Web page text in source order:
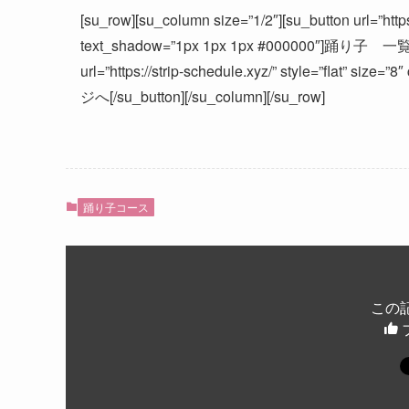
[su_row][su_column size=”1/2″][su_button
text_shadow=”1px 1px 1px #000000″]踊り子 一
url=”https://strip-schedule.xyz/” style=”flat”
ジへ[/su_button][/su_column][/su_row]
踊り子コース
この